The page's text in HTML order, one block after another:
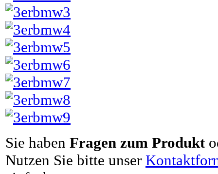
Sie haben Fragen zum Produkt
Nutzen Sie bitte unser